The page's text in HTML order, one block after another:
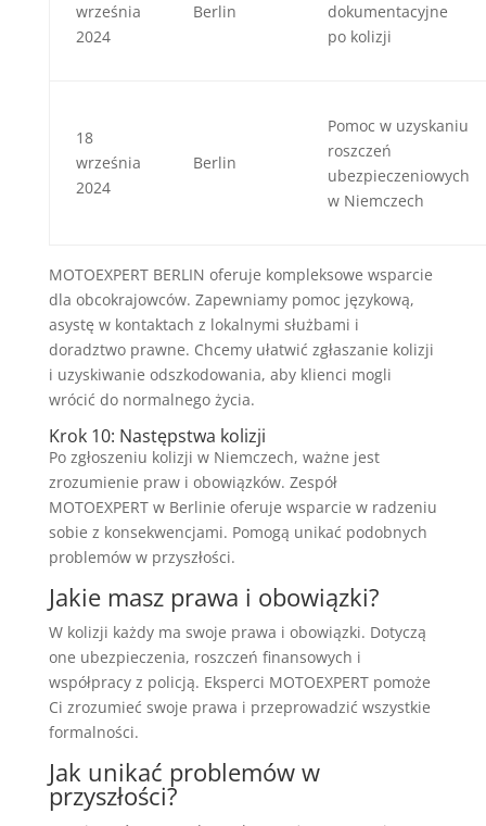
września
2024
Berlin
dokumentacyjne
po kolizji
18
września
2024
Berlin
Pomoc w uzyskaniu
roszczeń
ubezpieczeniowych
w Niemczech
MOTOEXPERT BERLIN oferuje kompleksowe wsparcie
dla obcokrajowców. Zapewniamy pomoc językową,
asystę w kontaktach z lokalnymi służbami i
doradztwo prawne. Chcemy ułatwić zgłaszanie kolizji
i uzyskiwanie odszkodowania, aby klienci mogli
wrócić do normalnego życia.
Krok 10: Następstwa kolizji
Po zgłoszeniu kolizji w Niemczech, ważne jest
zrozumienie praw i obowiązków. Zespół
MOTOEXPERT w Berlinie oferuje wsparcie w radzeniu
sobie z konsekwencjami. Pomogą unikać podobnych
problemów w przyszłości.
Jakie masz prawa i obowiązki?
W kolizji każdy ma swoje prawa i obowiązki. Dotyczą
one ubezpieczenia, roszczeń finansowych i
współpracy z policją. Eksperci MOTOEXPERT pomoże
Ci zrozumieć swoje prawa i przeprowadzić wszystkie
formalności.
Jak unikać problemów w
przyszłości?